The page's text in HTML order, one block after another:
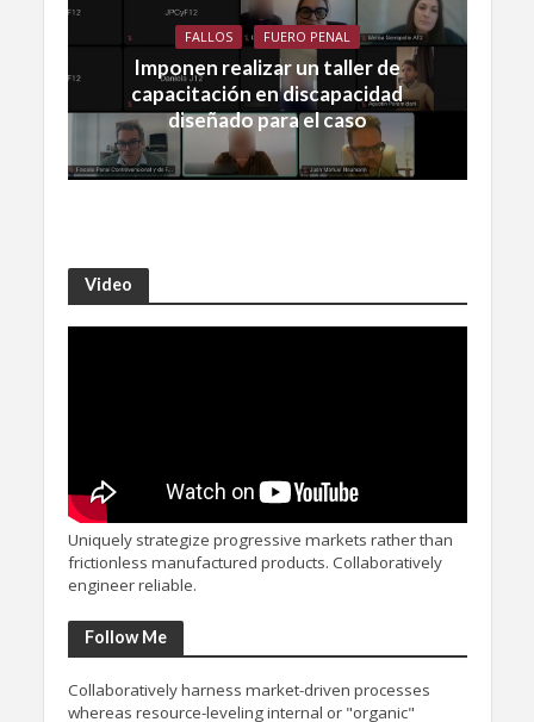
FALLOS FUERO PENAL
Imponen realizar un taller de
capacitación en discapacidad
diseñado para el caso
Video
Uniquely strategize progressive markets rather than
frictionless manufactured products. Collaboratively
engineer reliable.
Follow Me
Collaboratively harness market-driven processes
whereas resource-leveling internal or "organic"